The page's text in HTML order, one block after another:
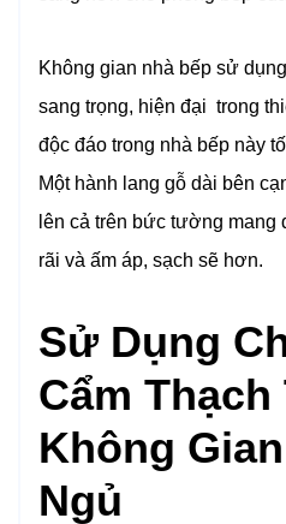
Không gian nhà bếp sử
sang trọng, hiện đại trong
độc đáo trong nhà bếp này
Một hành lang gỗ dài bên
lên cả trên bức tường mang
rãi và ấm áp, sạch sẽ hơn.
Sử Dụng
Cẩm Thạch
Không
Ngủ